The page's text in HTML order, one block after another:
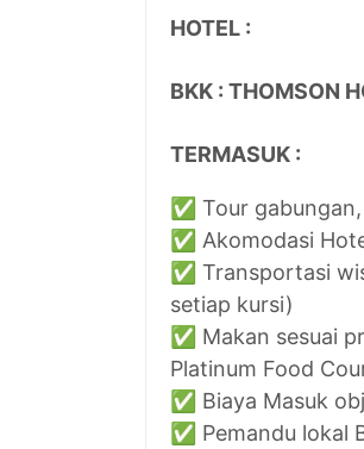
HOTEL :
BKK : THOMSON
TERMASUK :
✅ Tour
✅ Akomodasi
✅ Transportasi
setiap kursi)
✅ Makan sesuai
Platinum Food
✅ Biaya Masuk
✅ Pemandu lokal